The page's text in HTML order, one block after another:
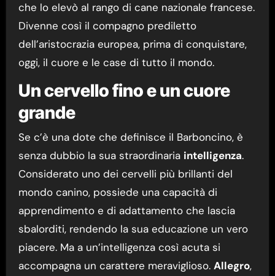
che lo elevò al rango di cane nazionale francese.
Divenne così il compagno prediletto
dell’aristocrazia europea, prima di conquistare,
oggi, il cuore e le case di tutto il mondo.
Un cervello fino e un cuore
grande
Se c’è una dote che definisce il Barboncino, è
senza dubbio la sua straordinaria intelligenza.
Considerato uno dei cervelli più brillanti del
mondo canino, possiede una capacità di
apprendimento e di adattamento che lascia
sbalorditi, rendendo la sua educazione un vero
piacere. Ma a un’intelligenza così acuta si
accompagna un carattere meraviglioso. Allegro,